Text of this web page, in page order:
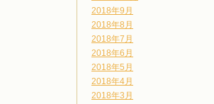
2018年9月
2018年8月
2018年7月
2018年6月
2018年5月
2018年4月
2018年3月